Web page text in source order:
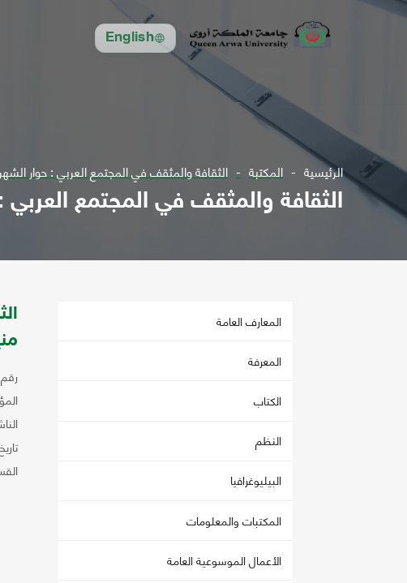
English
الرئيسية المكتبة الثقافة والمثقف في المجتمع العربي : حوار الشهر " 9 " مع عبدالرحمن
الثقافة والمثقف في المجتمع العربي : حوار الشهر " 9
المعارف العامة
المعرفة
الكتاب
النظم
البيليوغرافيا
المكتبات والمعلومات
الأعمال الموسوعية العامة